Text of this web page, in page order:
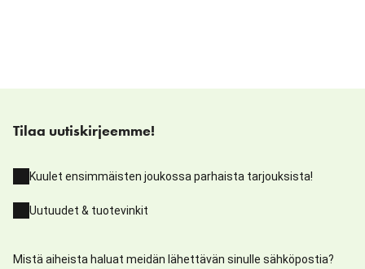
Tilaa uutiskirjeemme!
Kuulet ensimmäisten joukossa parhaista tarjouksista!
Uutuudet & tuotevinkit
Mistä aiheista haluat meidän lähettävän sinulle sähköpostia?